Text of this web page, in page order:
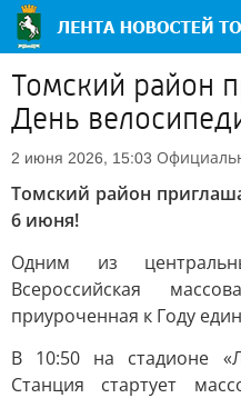
Томский район
День
2 июня 2026, 15:03
Томский район
6 июня!
Одним из
Всероссийская
приуроченная к Году
В 10:50 на стадионе
Станция стартует